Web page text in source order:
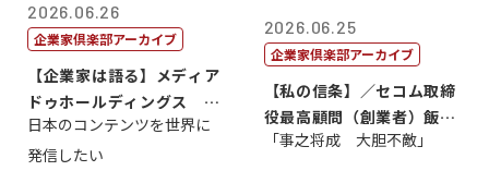
2026.06.26
企業家倶楽部アーカイブ
【企業家は語る】メディア
ドゥホールディングス 代
表取締役社長...
日本のコンテンツを世界に
発信したい
2026.06.25
企業家倶楽部アーカイブ
【私の信条】／セコム取締
役最高顧問（創業者）飯田
亮
「事之将成 大胆不敵」